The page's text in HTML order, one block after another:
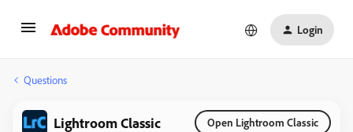
Login
Questions
Lightroom Classic Open Lightroom Classic